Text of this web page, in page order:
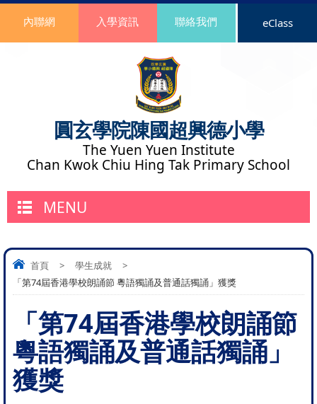
圓玄學院陳國超興德小學
The Yuen Yuen Institute
Chan Kwok Chiu Hing Tak Primary School
內聯網 入學資訊 聯絡我們 eClass
MENU
首頁 > 學生成就
>
「第74屆香港學校朗誦節 粵語獨誦及普通話獨誦」獲獎
「第74屆香港學校朗誦節
粵語獨誦及普通話獨誦」
獲獎